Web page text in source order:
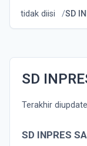
tidak diisi
SD
SD
Terakhir
SD INPRES